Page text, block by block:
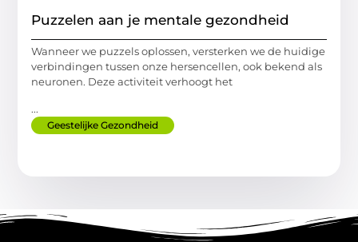
Puzzelen aan je mentale gezondheid
Wanneer we puzzels oplossen, versterken we de huidige
verbindingen tussen onze hersencellen, ook bekend als
neuronen. Deze activiteit verhoogt het
...
Geestelijke Gezondheid